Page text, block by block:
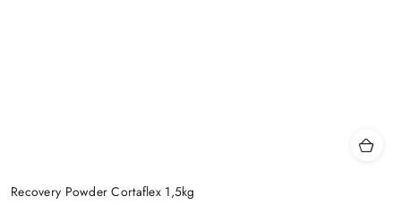
Recovery Powder Cortaflex 1,5kg